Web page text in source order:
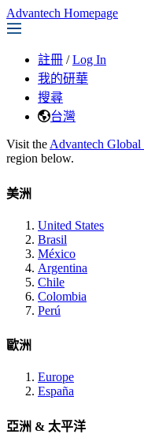
Advantech Homepage
註冊 / Log In
我的研華
搜尋
台灣
Visit the Advantech Global
region below.
美洲
United States
Brasil
México
Argentina
Chile
Colombia
Perú
歐洲
Europe
España
亞洲 & 太平洋